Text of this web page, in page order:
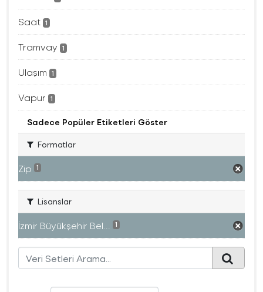
Saat 1
Tramvay 1
Ulaşım 1
Vapur 1
Sadece Popüler Etiketleri Göster
Formatlar
Zip 1
Lisanslar
İzmir Büyükşehir Bel... 1